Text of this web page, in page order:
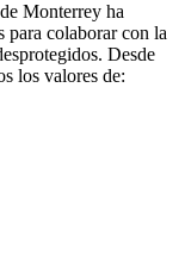
Monterrey ha
para colaborar con la
Desde
los valores de: